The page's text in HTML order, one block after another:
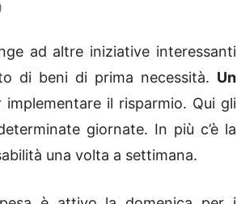
ad altre iniziative interessanti
di beni di prima necessità. Un
implementare il risparmio. Qui gli
giornate. In più c’è la
una volta a settimana.